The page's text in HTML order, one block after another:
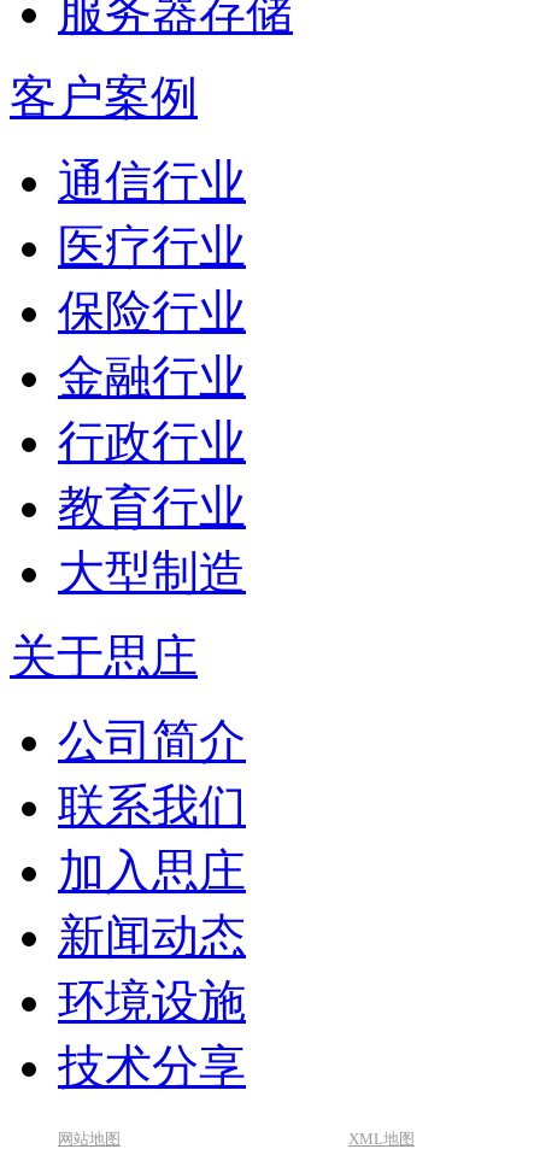
服务器存储
客户案例
通信行业
医疗行业
保险行业
金融行业
行政行业
教育行业
大型制造
关于思庄
公司简介
联系我们
加入思庄
新闻动态
环境设施
技术分享
网站地图 XML地图